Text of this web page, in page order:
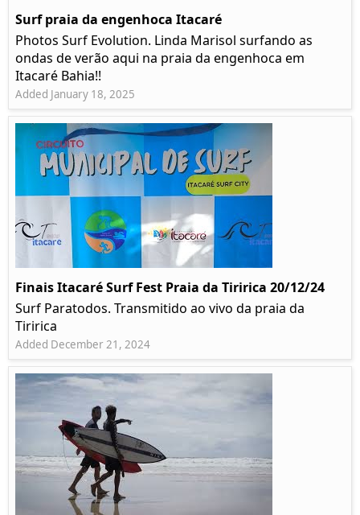
Surf praia da engenhoca Itacaré
Photos Surf Evolution. Linda Marisol surfando as
ondas de verão aqui na praia da engenhoca em
Itacaré Bahia!!
Added January 18, 2025
Finais Itacaré Surf Fest Praia da Tiririca 20/12/24
Surf Paratodos. Transmitido ao vivo da praia da
Tiririca
Added December 21, 2024